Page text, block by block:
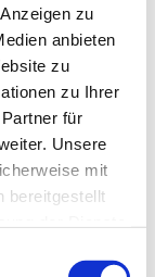
zu
anbieten
zu
zu Ihrer
für
Unsere
mit
bereitgestellt